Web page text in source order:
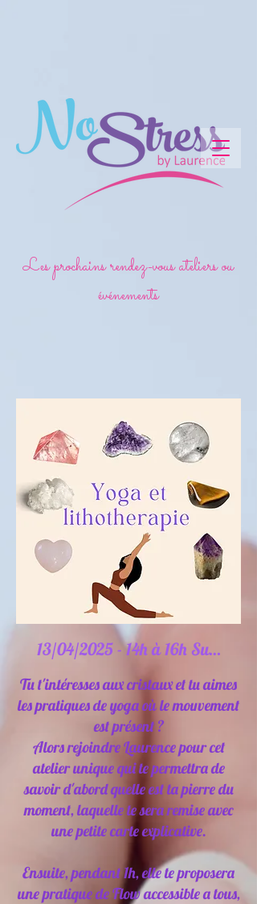
Les prochains rendez-vous ateliers ou
événements
13/04/2025 - 14h à 16h Sunshine
Tu t'intéresses aux cristaux et tu aimes
les pratiques de yoga où le mouvement
est présent ?
Alors rejoindre Laurence pour cet
atelier unique qui te permettra de
savoir d'abord quelle est ta pierre du
moment, laquelle te sera remise avec
une petite carte explicative.
Ensuite, pendant 1h, elle te proposera
une pratique de Flow accessible a tous,